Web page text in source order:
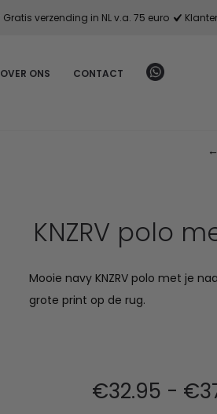
Gratis verzending in NL v.a. 75 euro
OVER ONS CONTACT
KNZRV polo
Mooie navy KNZRV polo met je
grote print op de rug.
€32.95 - €